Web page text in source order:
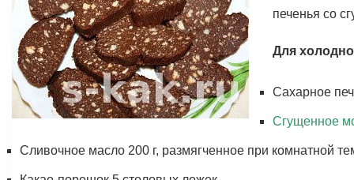
печенья со
Для
Сахарное
Сгущенное
Сливочное масло 200 г, размягченное при комнатной